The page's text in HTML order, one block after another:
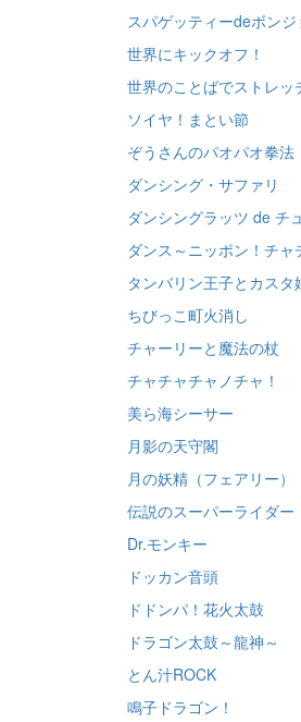
スパゲッティーdeボンジ
世界にキックオフ！
世界のことばでストレッ
ソイヤ！まとい節
ぞうさんのパオパオ拳法
ダンシング・サファリ
ダンシングラッツ de チ
ダンス～ニッポン！チャ
タンバリン王子とカスタ
ちびっこ町火消し
チャーリーと魔法の杖
チャチャチャノチャ！
美ら海シーサー
月影の天守閣
月の妖精（フェアリー）
伝説のスーパーライダー
Dr.モンキー
ドッカン音頭
ドドンパ！花火太鼓
ドラゴン太鼓～龍神～
とん汁ROCK
鳴子ドラゴン！